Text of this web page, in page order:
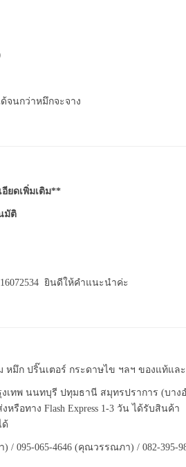
จนกว่าหมึกจะจาง
ยดเพิ่มเติม**
มัติ
ยินดีให้คำแนะนำค่ะ
หมึก ปริ๊นเตอร์ กระดาษไข ฯลฯ ของแท้แล
เทพ นนทบุรี ปทุมธานี สมุทรปราการ (บาง
รือทาง Flash Express 1-3 วัน ได้รับสินค้า
ด้
) / 095-065-4646 (คุณวรรณภา) / 082-395-